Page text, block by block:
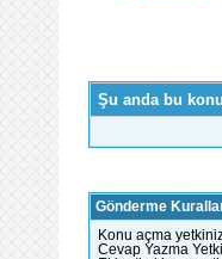
Şu anda bu
Gönderme
Konu açma
Cevap Yazma